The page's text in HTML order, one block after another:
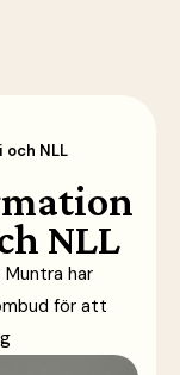
NLL
NLL
har
för att